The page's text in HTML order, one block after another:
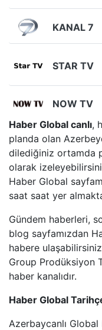
KANAL 7
STAR TV
NOW TV
BEYAZ TV
SHOW TV
A2 TV
TEVE2
TV8,5
NTV
Haber Global canlı,
planda olan
dilediğiniz ortamda
olarak
Haber Global
saat saat yer
Gündem haberleri,
blog sayfamızdan
habere
Group Prodüksiyon
haber kanalıdır.
Haber Global
Azerbaycanlı